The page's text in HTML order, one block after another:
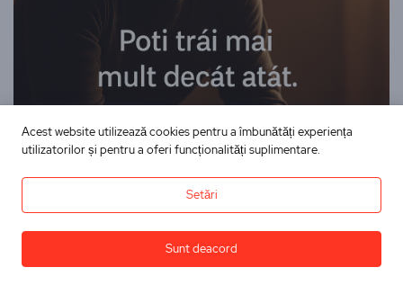
Acest website utilizează cookies pentru a îmbunătăți experiența
utilizatorilor și pentru a oferi funcționalități suplimentare.
Setări
Sunt deacord